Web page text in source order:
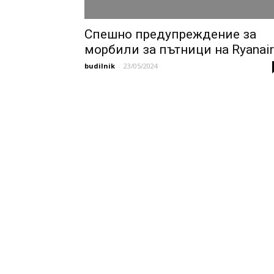
Спешно предупреждение за
морбили за пътници на Ryanair
budilnik - 23/05/2024